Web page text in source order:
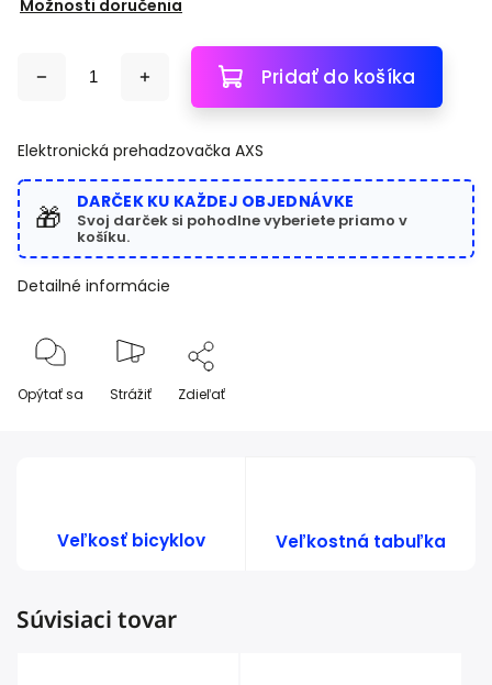
Možnosti doručenia
Pridať do košíka
Elektronická prehadzovačka AXS
🎁 DARČEK KU KAŽDEJ OBJEDNÁVKE
Svoj darček si pohodlne vyberiete priamo v
košíku.
Detailné informácie
Opýtať sa Strážiť Zdieľať
Veľkosť bicyklov Veľkostná tabuľka
Súvisiaci tovar